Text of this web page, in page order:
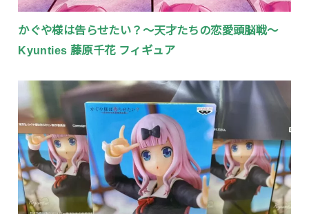
かぐや様は告らせたい？〜天才たちの恋愛頭脳戦〜
Kyunties 藤原千花 フィギュア